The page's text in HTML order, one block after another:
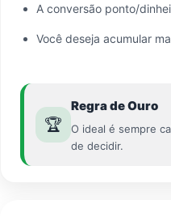
A conversão ponto/
Você deseja acumular
🏆
Regra de Ouro
O ideal é sempre
de decidir.